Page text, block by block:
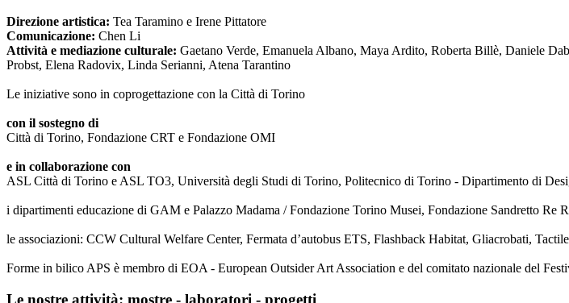
Direzione artistica: Tea Taramino e Irene Pittatore
Comunicazione: Chen Li
Attività e mediazione culturale: Gaetano Verde, Emanuela Albano, Maya Ardito, Roberta Billè, Daniele
Probst, Elena Radovix, Linda Serianni, Atena Tarantino
Le iniziative sono in coprogettazione con la Città di Torino
con il sostegno di
Città di Torino, Fondazione CRT e Fondazione OMI
e in collaborazione con
ASL Città di Torino e ASL TO3, Università degli Studi di Torino, Politecnico di Torino - Dipartimento di
i dipartimenti educazione di GAM e Palazzo Madama / Fondazione Torino Musei, Fondazione Sandretto Re
le associazioni: CCW Cultural Welfare Center, Fermata d’autobus ETS, Flashback Habitat, Gliacrobati,
Forme in bilico APS è membro di EOA - European Outsider Art Association e del comitato nazionale del
Le nostre attività: mostre - laboratori - progetti